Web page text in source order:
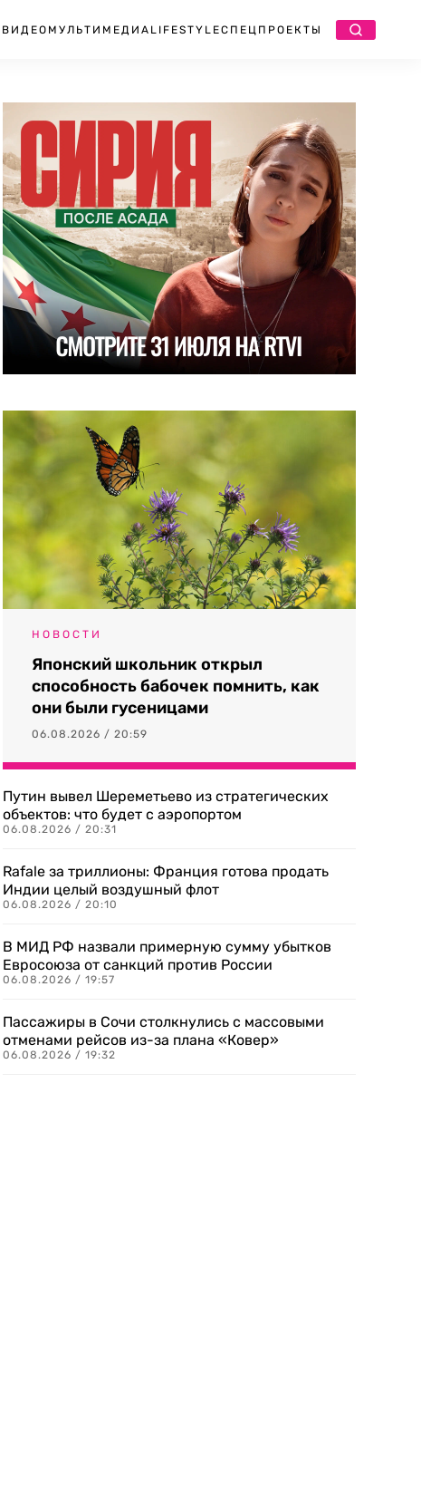
ВИДЕО МУЛЬТИМЕДИА LIFESTYLEСПЕЦПРОЕКТЫ
НОВОСТИ
Японский школьник открыл
способность бабочек помнить, как
они были гусеницами
06.08.2026 / 20:59
Путин вывел Шереметьево из стратегических
объектов: что будет с аэропортом
06.08.2026 / 20:31
Rafale за триллионы: Франция готова продать
Индии целый воздушный флот
06.08.2026 / 20:10
В МИД РФ назвали примерную сумму убытков
Евросоюза от санкций против России
06.08.2026 / 19:57
Пассажиры в Сочи столкнулись с массовыми
отменами рейсов из-за плана «Ковер»
06.08.2026 / 19:32